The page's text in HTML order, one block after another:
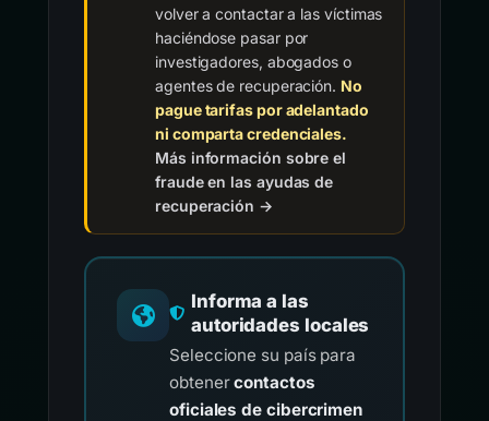
volver a contactar a las víctimas
haciéndose pasar por
investigadores, abogados o
agentes de recuperación. No
pague tarifas por adelantado
ni comparta credenciales.
Más información sobre el
fraude en las ayudas de
recuperación →
Informa a las
autoridades locales
Seleccione su país para
obtenercontactos
oficiales de cibercrimen